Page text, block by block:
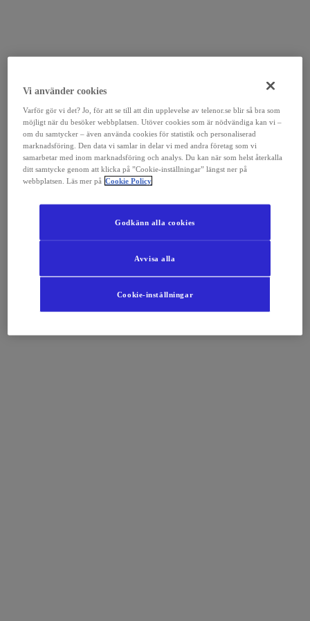
Vi använder cookies
Varför gör vi det? Jo, för att se till att din upplevelse av telenor.se blir så bra som
möjligt när du besöker webbplatsen. Utöver cookies som är nödvändiga kan vi –
om du samtycker – även använda cookies för statistik och personaliserad
marknadsföring. Den data vi samlar in delar vi med andra företag som vi
samarbetar med inom marknadsföring och analys. Du kan när som helst återkalla
ditt samtycke genom att klicka på ”Cookie-inställningar” längst ner på
webbplatsen. Läs mer på Cookie Policy
Cookie-inställningar
Avvisa alla
Godkänn alla cookies